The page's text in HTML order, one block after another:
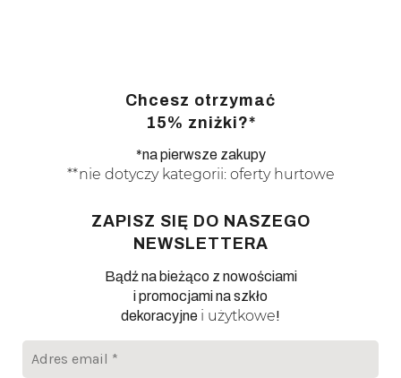
Chcesz otrzymać
15% zniżki?*
*na pierwsze zakupy
**nie dotyczy kategorii: oferty hurtowe
ZAPISZ SIĘ DO NASZEGO
NEWSLETTERA
Bądź na bieżąco z nowościami
i promocjami na szkło
dekoracyjne i użytkowe!